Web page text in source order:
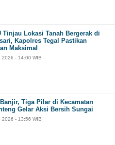
Tinjau Lokasi Tanah Bergerak di
Kapolres Tegal Pastikan
Maksimal
2026 - 14:00 WIB
Tiga Pilar di Kecamatan
Gelar Aksi Bersih Sungai
2026 - 13:56 WIB